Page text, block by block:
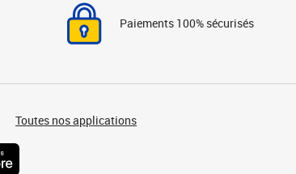
Paiements 100% sécurisés
Toutes nos applications